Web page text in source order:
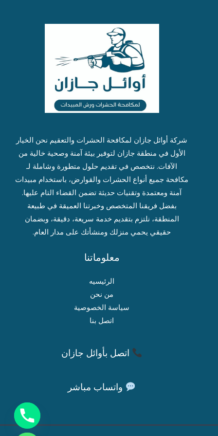
شركة أوائل جازان لمكافحة الحشرات والتعقيم نحن الخيار
الأول في منطقة جازان لتوفير بيئة آمنة وصحية خالية من
الآفات. نتخصص في تقديم حلول متطورة وشاملة لـ
مكافحة جميع أنواع الحشرات والقوارض، باستخدام مبيدات
آمنة ومعتمدة وتقنيات حديثة تضمن القضاء التام عليها.
بفضل فريقنا المتخصص وخبرتنا العميقة في طبيعة
المنطقة، نلتزم بتقديم خدمة سريعة، دقيقة، وبضمان
حقيقي يحمي منزلك ومنشأتك على مدار العام.
معلوماتنا
الرئيسيه
من نحن
سياسة الخصوصية
اتصل بنا
اتصل بأوائل جازان
واتساب مباشر